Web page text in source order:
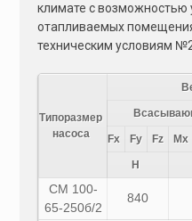
климате с возможностью
отапливаемых
техническим условиям
Типоразмер
насоса
Fx Fy Fz Mx
Н
СМ 100-
65-250б/2
840